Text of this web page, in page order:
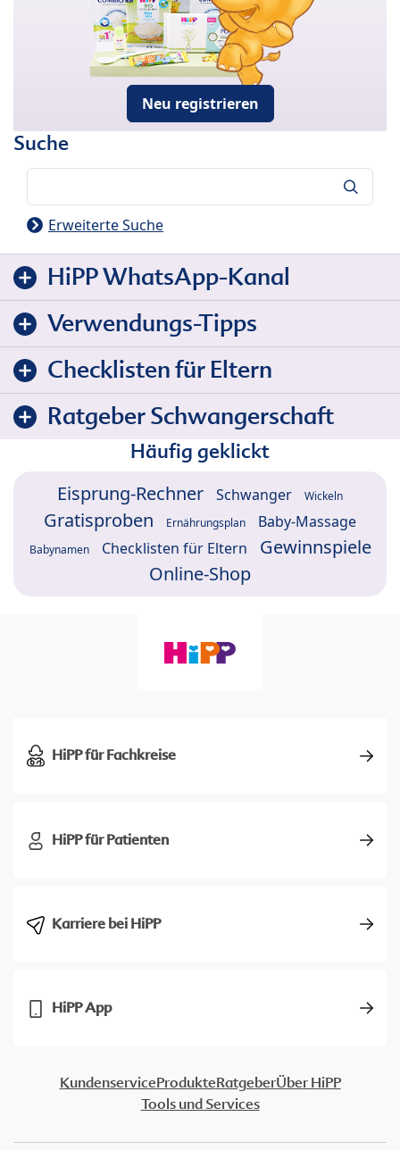
Neu registrieren
Suche
Erweiterte Suche
HiPP WhatsApp-Kanal
Verwendungs-Tipps
Checklisten für Eltern
Ratgeber Schwangerschaft
Häufig geklickt
Eisprung-Rechner Schwanger Wickeln
Gratisproben Ernährungsplan Baby-Massage
Babynamen Checklisten für Eltern
Gewinnspiele
Online-Shop
HiPP für Fachkreise
HiPP für Patienten
Karriere bei HiPP
HiPP App
KundenserviceProdukteRatgeberÜber HiPP
Tools und Services